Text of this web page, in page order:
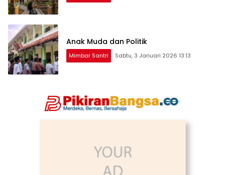
Anak Muda dan Politik
Mimbar Santri Sabtu, 3 Januari 2026 13:13